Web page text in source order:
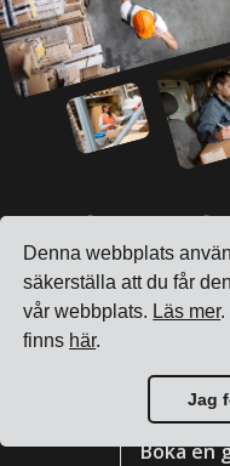
Denna webbplats
säkerställa att du får
vår webbplats. Läs mer.
finns här.
Jag
Se hur vi
din
Boka en